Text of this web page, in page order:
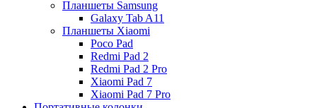
Планшеты Samsung
Galaxy Tab A11
Планшеты Xiaomi
Poco Pad
Redmi Pad 2
Redmi Pad 2 Pro
Xiaomi Pad 7
Xiaomi Pad 7 Pro